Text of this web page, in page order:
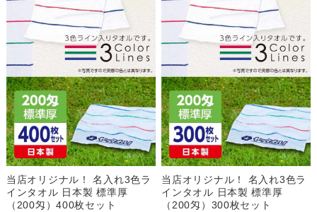
当店オリジナル！ 名入れ3色ラ
インタオル 日本製 標準厚
（200匁）400枚セット
当店オリジナル！ 名入れ3色ラ
インタオル 日本製 標準厚
（200匁）300枚セット